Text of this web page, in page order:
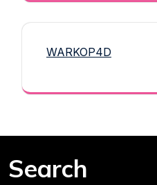
WARKOP4D
Search